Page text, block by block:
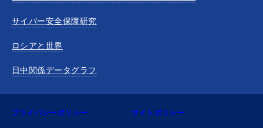
サイバー安全保障研究
ロシアと世界
日中関係データグラフ
プライバシーポリシー サイトポリシー